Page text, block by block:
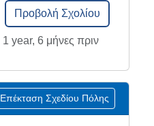
Προβολή Σχολίου
1 year, 6 μήνες πριν
Επέκταση Σχεδίου Πόλης